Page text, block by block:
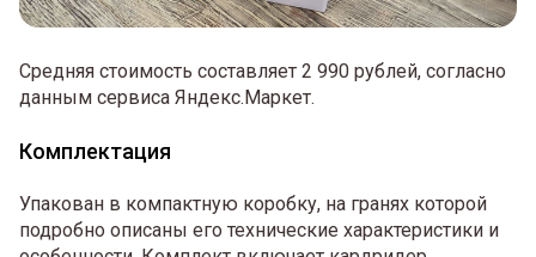
Средняя стоимость составляет 2 990 рублей, согласно
данным сервиса Яндекс.Маркет.
Комплектация
Упакован в компактную коробку, на гранях которой
подробно описаны его технические характеристики и